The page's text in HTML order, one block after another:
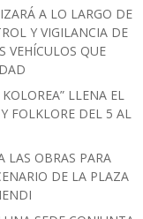
A LO LARGO DE
Y VIGILANCIA DE
VEHÍCULOS QUE
LLENA EL
FOLKLORE DEL 5 AL
LAS OBRAS PARA
DE LA PLAZA